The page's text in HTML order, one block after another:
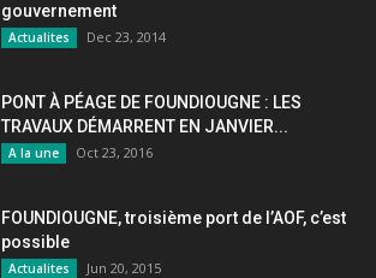
gouvernement
Actualites Dec 23, 2014
PONT À PÉAGE DE FOUNDIOUGNE : LES
TRAVAUX DÉMARRENT EN JANVIER...
A la une Oct 23, 2016
FOUNDIOUGNE, troisième port de l’AOF, c’est
possible
Actualites Jun 20, 2015